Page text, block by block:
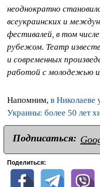
неоднократно
всеукраинских и
фестивалей, в том
рубежом. Театр
и современных
работой с молодежью
Напомним, в Николаеве
Украины: более 50 лет
Подписаться:
Поделиться: